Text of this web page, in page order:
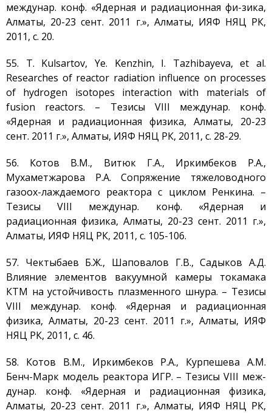
междунар. конф. «Ядерная и радиационная фи-зика,
Алматы, 20-23 сент. 2011 г.», Алматы, ИЯФ НЯЦ РК,
2011, с. 20.
55. T. Kulsartov, Ye. Kenzhin, I. Tazhibayeva, et al.
Researches of reactor radiation influence on processes
of hydrogen isotopes interaction with materials of
fusion reactors. – Тезисы VIII междунар. конф.
«Ядерная и радиационная физика, Алматы, 20-23
сент. 2011 г.», Алматы, ИЯФ НЯЦ РК, 2011, с. 28-29.
56. Котов В.М., Витюк Г.А., Иркимбеков Р.А.,
Мухаметжарова Р.А. Сопряжение тяжеловодного
газоох-лаждаемого реактора с циклом Ренкина. –
Тезисы VIII междунар. конф. «Ядерная и
радиационная физика, Алматы, 20-23 сент. 2011 г.»,
Алматы, ИЯФ НЯЦ РК, 2011, с. 105-106.
57. Чектыбаев Б.Ж., Шаповалов Г.В., Садыков А.Д.
Влияние элементов вакуумной камеры токамака
КТМ на устойчивость плазменного шнура. – Тезисы
VIII междунар. конф. «Ядерная и радиационная
физика, Алматы, 20-23 сент. 2011 г.», Алматы, ИЯФ
НЯЦ РК, 2011, с. 46.
58. Котов В.М., Иркимбеков Р.А., Курпешева А.М.
Бенч-Марк модель реактора ИГР. – Тезисы VIII меж-
дунар. конф. «Ядерная и радиационная физика,
Алматы, 20-23 сент. 2011 г.», Алматы, ИЯФ НЯЦ РК,